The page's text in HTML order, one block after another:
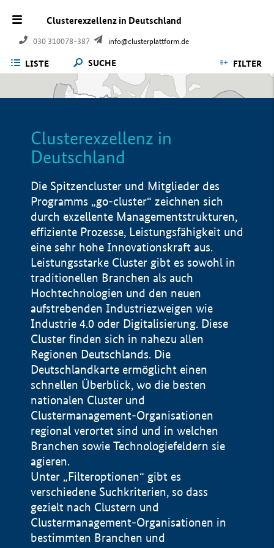
Clusterexzellenz in Deutschland
030 310078-387 info@clusterplattform.de
LISTE SUCHE FILTER
Clusterexzellenz in
Deutschland
Die Spitzencluster und Mitglieder des
Programms „go-cluster“ zeichnen sich
durch exzellente Managementstrukturen,
effiziente Prozesse, Leistungsfähigkeit und
eine sehr hohe Innovationskraft aus.
Leistungsstarke Cluster gibt es sowohl in
traditionellen Branchen als auch
Hochtechnologien und den neuen
aufstrebenden Industriezweigen wie
Industrie 4.0 oder Digitalisierung. Diese
Cluster finden sich in nahezu allen
Regionen Deutschlands. Die
Deutschlandkarte ermöglicht einen
schnellen Überblick, wo die besten
nationalen Cluster und
Clustermanagement-Organisationen
regional verortet sind und in welchen
Branchen sowie Technologiefeldern sie
agieren.
Unter „Filteroptionen“ gibt es
verschiedene Suchkriterien, so dass
gezielt nach Clustern und
Clustermanagement-Organisationen in
bestimmten Branchen und
Impressum
Datenschutzerklärung
BMWE, 2026 ©
100 km © Geobasis-DE / BKG 2015